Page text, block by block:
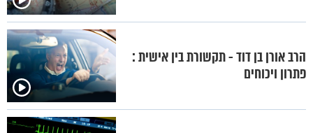
הרב אורן בן דוד - תקשורת בין אישית :
פתרון ויכוחים